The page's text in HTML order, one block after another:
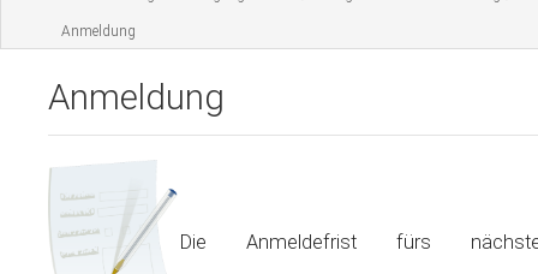
Pädagogik
Organisation & Anmeldung
Infos für Eltern
Aktuelles & Mitteilungen
Kontakt
Anmeldung
Anmeldung
Die Anmeldefrist fürs